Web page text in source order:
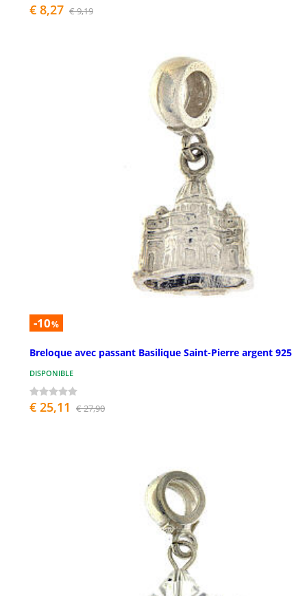
€ 8,27 € 9,19
-10%
Breloque avec passant Basilique Saint-Pierre argent 925
DISPONIBLE
€ 25,11 € 27,90